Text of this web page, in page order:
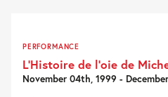
PERFORMANCE
L’Histoire de l’oie de
November 04th, 1999 -